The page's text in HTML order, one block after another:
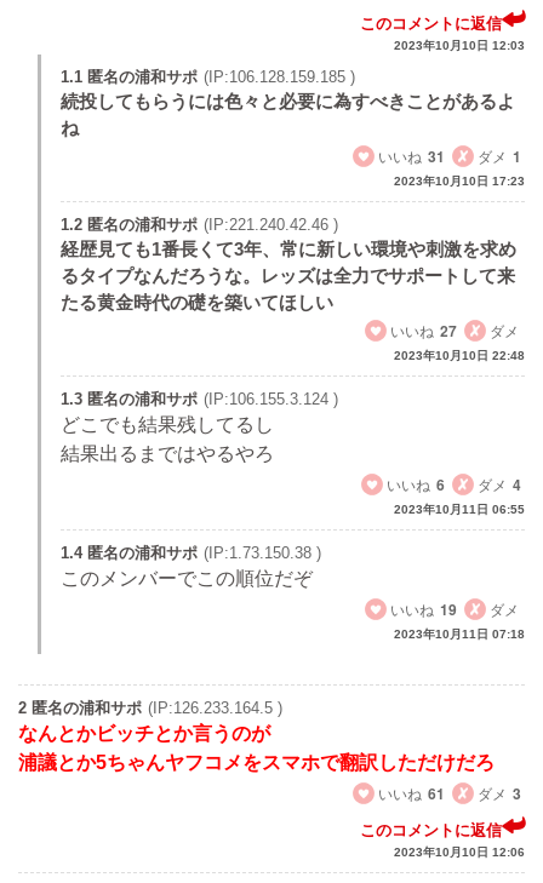
このコメントに返信
2023年10月10日 12:03
1.1 匿名の浦和サポ (IP:106.128.159.185 )
続投してもらうには色々と必要に為すべきことがあるよ
ね
いいね 31 ダメ 1
2023年10月10日 17:23
1.2 匿名の浦和サポ (IP:221.240.42.46 )
経歴見ても1番長くて3年、常に新しい環境や刺激を求め
るタイプなんだろうな。レッズは全力でサポートして来
たる黄金時代の礎を築いてほしい
いいね 27 ダメ
2023年10月10日 22:48
1.3 匿名の浦和サポ (IP:106.155.3.124 )
どこでも結果残してるし
結果出るまではやるやろ
いいね 6 ダメ 4
2023年10月11日 06:55
1.4 匿名の浦和サポ (IP:1.73.150.38 )
このメンバーでこの順位だぞ
いいね 19 ダメ
2023年10月11日 07:18
2 匿名の浦和サポ (IP:126.233.164.5 )
なんとかビッチとか言うのが
浦議とか5ちゃんヤフコメをスマホで翻訳しただけだろ
いいね 61 ダメ 3
このコメントに返信
2023年10月10日 12:06